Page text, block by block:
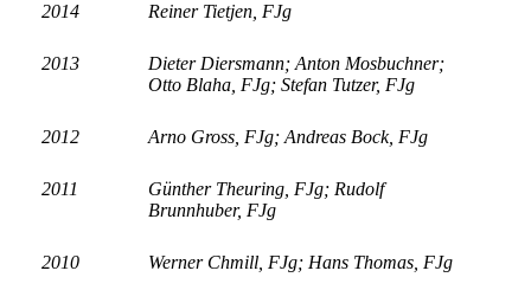
2014 Reiner Tietjen, FJg
2013 Dieter Diersmann; Anton Mosbuchner;
Otto Blaha, FJg; Stefan Tutzer, FJg
2012 Arno Gross, FJg; Andreas Bock, FJg
2011
Günther Theuring, FJg; Rudolf
Brunnhuber, FJg
2010 Werner Chmill, FJg; Hans Thomas, FJg